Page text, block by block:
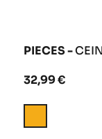
PIECES -
32,99 €